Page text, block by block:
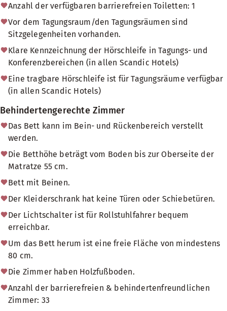
Anzahl der verfügbaren barrierefreien Toiletten: 1
Vor dem Tagungsraum/den Tagungsräumen sind
Sitzgelegenheiten vorhanden.
Klare Kennzeichnung der Hörschleife in Tagungs- und
Konferenzbereichen (in allen Scandic Hotels)
Eine tragbare Hörschleife ist für Tagungsräume verfügbar
(in allen Scandic Hotels)
Behindertengerechte Zimmer
Das Bett kann im Bein- und Rückenbereich verstellt
werden.
Die Betthöhe beträgt vom Boden bis zur Oberseite der
Matratze 55 cm.
Bett mit Beinen.
Der Kleiderschrank hat keine Türen oder Schiebetüren.
Der Lichtschalter ist für Rollstuhlfahrer bequem
erreichbar.
Um das Bett herum ist eine freie Fläche von mindestens
80 cm.
Die Zimmer haben Holzfußboden.
Anzahl der barrierefreien & behindertenfreundlichen
Zimmer: 33